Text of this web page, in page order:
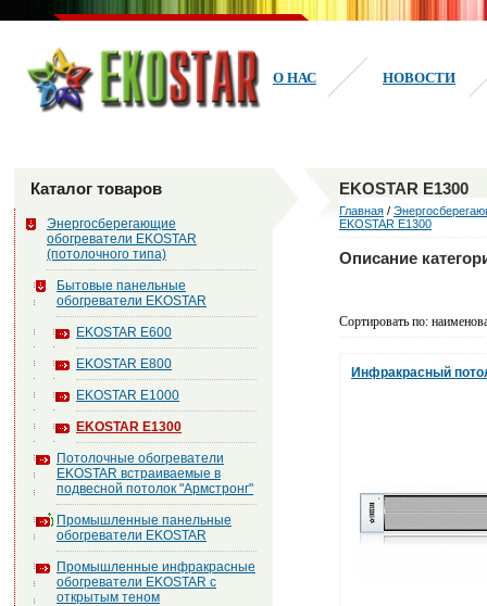
О НАС НОВОСТИ
Каталог товаров
Энергосберегающие
обогреватели EKOSTAR
(потолочного типа)
Бытовые панельные
обогреватели EKOSTAR
EKOSTAR Е600
EKOSTAR Е800
EKOSTAR Е1000
EKOSTAR Е1300
Потолочные обогреватели
EKOSTAR встраиваемые в
подвесной потолок "Армстронг"
Промышленные панельные
обогреватели EKOSTAR
Промышленные инфракрасные
обогреватели EKOSTAR с
открытым теном
EKOSTAR Е1300
Главная /
EKOSTAR Е1300
Описание
Сортировать по:
Инфракрасный